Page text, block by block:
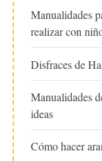
Manualidades
realizar con
Disfraces de
Manualidades
ideas
Cómo hacer